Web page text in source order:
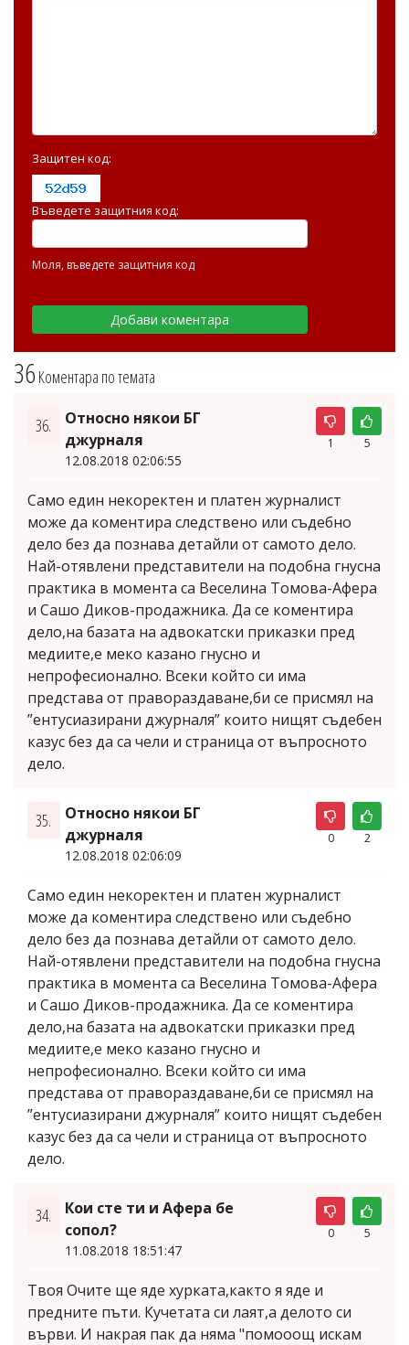
36Коментара по темата
36.
Относно някои БГ
джурналя
12.08.2018 02:06:55
1 5
Само един некоректен и платен журналист
може да коментира следствено или съдебно
дело без да познава детайли от самото дело.
Най-отявлени представители на подобна гнусна
практика в момента са Веселина Томова-Афера
и Сашо Диков-продажника. Да се коментира
дело,на базата на адвокатски приказки пред
медиите,е меко казано гнусно и
непрофесионално. Всеки който си има
представа от правораздаване,би се присмял на
”ентусиазирани джурналя” които нищят съдебен
казус без да са чели и страница от въпросното
дело.
35.
Относно някои БГ
джурналя
12.08.2018 02:06:09
0 2
Само един некоректен и платен журналист
може да коментира следствено или съдебно
дело без да познава детайли от самото дело.
Най-отявлени представители на подобна гнусна
практика в момента са Веселина Томова-Афера
и Сашо Диков-продажника. Да се коментира
дело,на базата на адвокатски приказки пред
медиите,е меко казано гнусно и
непрофесионално. Всеки който си има
представа от правораздаване,би се присмял на
”ентусиазирани джурналя” които нищят съдебен
казус без да са чели и страница от въпросното
дело.
34.
Кои сте ти и Афера бе
сопол?
11.08.2018 18:51:47
0 5
Твоя Очите ще яде хурката,както я яде и
предните пъти. Кучетата си лаят,а делото си
върви. И накрая пак да няма "помооощ искам
Защитен код:
Въведете защитния код:
Моля, въведете защитния код